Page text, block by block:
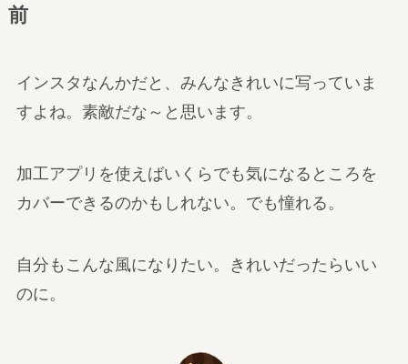
前
インスタなんかだと、みんなきれいに写っていま
すよね。素敵だな～と思います。
加工アプリを使えばいくらでも気になるところを
カバーできるのかもしれない。でも憧れる。
自分もこんな風になりたい。きれいだったらいい
のに。